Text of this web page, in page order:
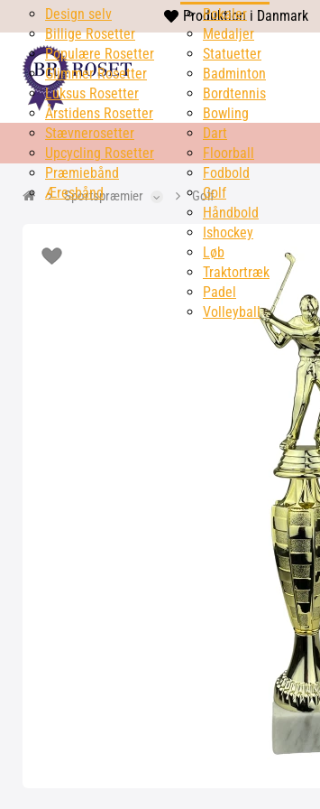
heart
solid
Produktion i Danmark
Design selv
Billige Rosetter
Populære Rosetter
Glimmer Rosetter
Luksus Rosetter
Årstidens Rosetter
Stævnerosetter
Upcycling Rosetter
Præmiebånd
Æresbånd
Pokaler
Medaljer
Statuetter
Badminton
Bordtennis
Bowling
Dart
Floorball
Fodbold
Golf
Håndbold
Ishockey
Løb
Traktortræk
Padel
Volleyball
Sportspræmier Golf